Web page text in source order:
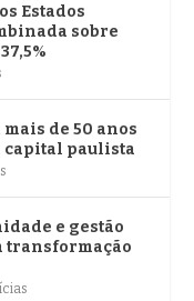
Estados
sobre
de 50 anos
capital paulista
e gestão
transformação